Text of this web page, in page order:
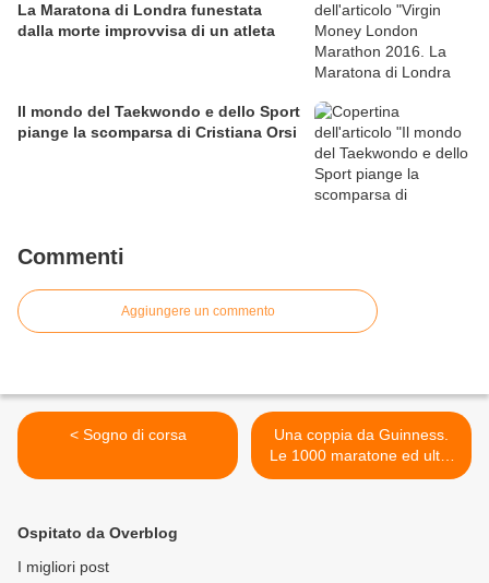
La Maratona di Londra funestata
dalla morte improvvisa di un atleta
Il mondo del Taekwondo e dello Sport
piange la scomparsa di Cristiana Orsi
Commenti
Aggiungere un commento
< Sogno di corsa
Una coppia da Guinness.
Le 1000 maratone ed ultra
di Angela Gargano e
Ospitato da Overblog
I migliori post